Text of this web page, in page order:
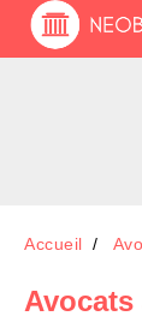
Accueil
Avocats